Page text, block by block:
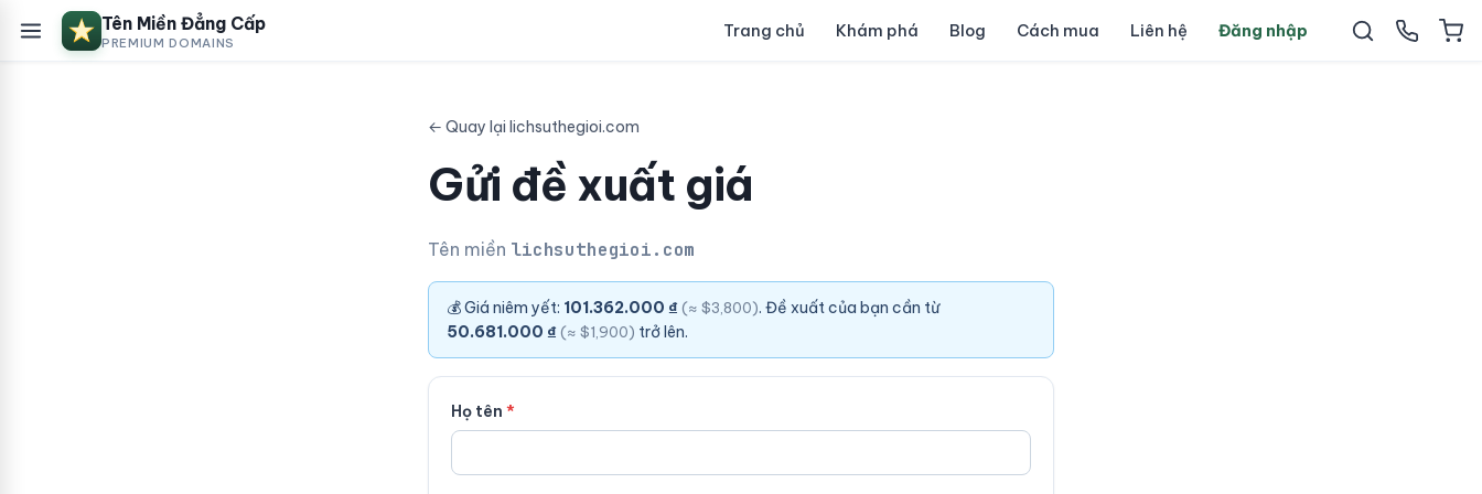
Tên Miền Đẳng Cấp
PREMIUM DOMAINS
Trang chủ Khám phá Blog Cách mua Liên hệ Đăng nhập
← Quay lại lichsuthegioi.com
Gửi đề xuất giá
Tên miền lichsuthegioi.com
💰 Giá niêm yết: 101.362.000 ₫ (≈ $3,800). Đề xuất của bạn cần từ
50.681.000 ₫ (≈ $1,900) trở lên.
Họ tên